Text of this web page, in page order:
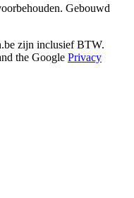
Gebouwd
zijn inclusief BTW.
the Google Privacy